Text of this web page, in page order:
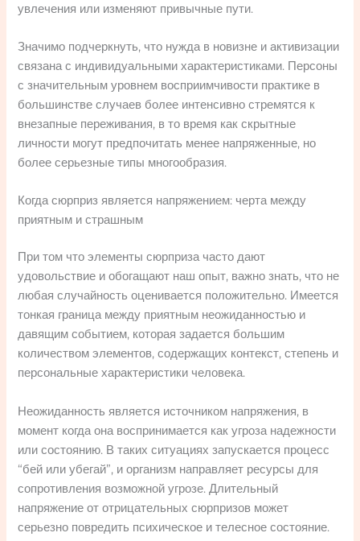
увлечения или изменяют привычные пути.
Значимо подчеркнуть, что нужда в новизне и активизации
связана с индивидуальными характеристиками. Персоны
с значительным уровнем восприимчивости практике в
большинстве случаев более интенсивно стремятся к
внезапные переживания, в то время как скрытные
личности могут предпочитать менее напряженные, но
более серьезные типы многообразия.
Когда сюрприз является напряжением: черта между
приятным и страшным
При том что элементы сюрприза часто дают
удовольствие и обогащают наш опыт, важно знать, что не
любая случайность оценивается положительно. Имеется
тонкая граница между приятным неожиданностью и
давящим событием, которая задается большим
количеством элементов, содержащих контекст, степень и
персональные характеристики человека.
Неожиданность является источником напряжения, в
момент когда она воспринимается как угроза надежности
или состоянию. В таких ситуациях запускается процесс
“бей или убегай”, и организм направляет ресурсы для
сопротивления возможной угрозе. Длительный
напряжение от отрицательных сюрпризов может
серьезно повредить психическое и телесное состояние.